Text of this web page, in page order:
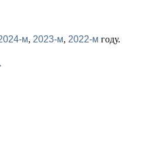
м, 2023-м, 2022-м году.